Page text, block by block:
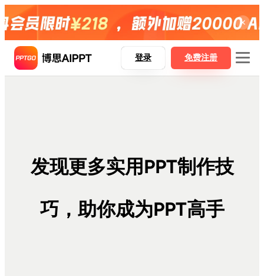
博思白板boardmix
登录 免费注册
发现更多实用PPT制作技
巧，助你成为PPT高手